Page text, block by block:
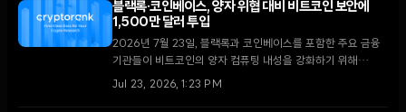
블랙록·코인베이스, 양자 위협 대비 비트코인 보안에
1,500만 달러 투입
2026년 7월 23일, 블랙록과 코인베이스를 포함한 주요 금융
기관들이 비트코인의 양자 컴퓨팅 내성을 강화하기 위해
1,500만 달러 규모의 펀딩을 발표했다. 이번 조치는 기관 자금
Jul 23, 2026, 1:23 PM